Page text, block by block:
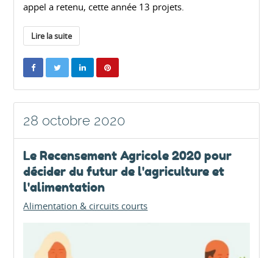
appel a retenu, cette année 13 projets.
Lire la suite
28 octobre 2020
Le Recensement Agricole 2020 pour
décider du futur de l'agriculture et
l'alimentation
Alimentation & circuits courts